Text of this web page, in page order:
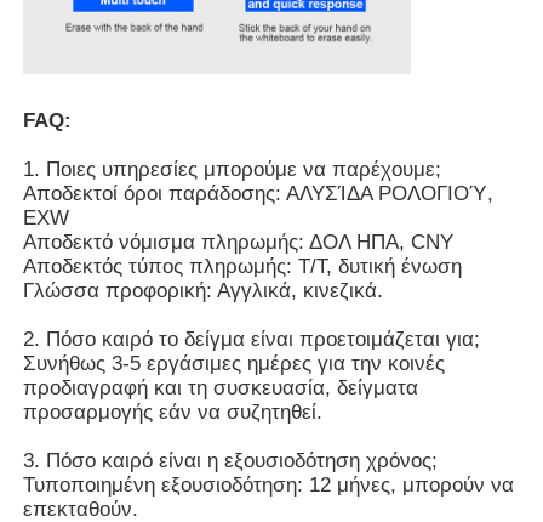
FAQ:
1. Ποιες υπηρεσίες μπορούμε να παρέχουμε;
Αποδεκτοί όροι παράδοσης: ΑΛΥΣΊΔΑ ΡΟΛΟΓΙΟΎ,
EXW
Αποδεκτό νόμισμα πληρωμής: ΔΟΛ ΗΠΑ, CNY
Αποδεκτός τύπος πληρωμής: T/T, δυτική ένωση
Γλώσσα προφορική: Αγγλικά, κινεζικά.
2. Πόσο καιρό το δείγμα είναι προετοιμάζεται για;
Συνήθως 3-5 εργάσιμες ημέρες για την κοινές
προδιαγραφή και τη συσκευασία, δείγματα
προσαρμογής εάν να συζητηθεί.
3. Πόσο καιρό είναι η εξουσιοδότηση χρόνος;
Τυποποιημένη εξουσιοδότηση: 12 μήνες, μπορούν να
επεκταθούν.